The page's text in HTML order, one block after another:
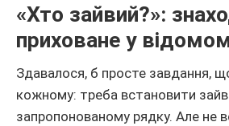
«Хто зайвий?»:
приховане у
Здавалося, б просте завдання,
кожному: треба встановити
запропонованому рядку. Але не